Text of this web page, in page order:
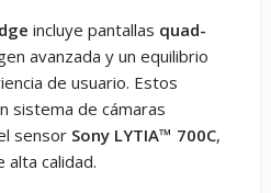
incluye pantallas quad-
avanzada y un equilibrio
de usuario. Estos
sistema de cámaras
sensor Sony LYTIA™ 700C,
alta calidad.